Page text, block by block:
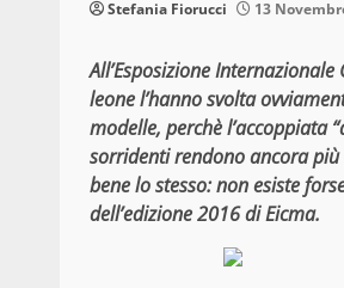
Stefania Fiorucci 13
All’Esposizione
leone l’hanno svolta
modelle, perchè l’accoppiata
sorridenti rendono ancora più
bene lo stesso: non esiste
dell’edizione 2016 di Eicma.